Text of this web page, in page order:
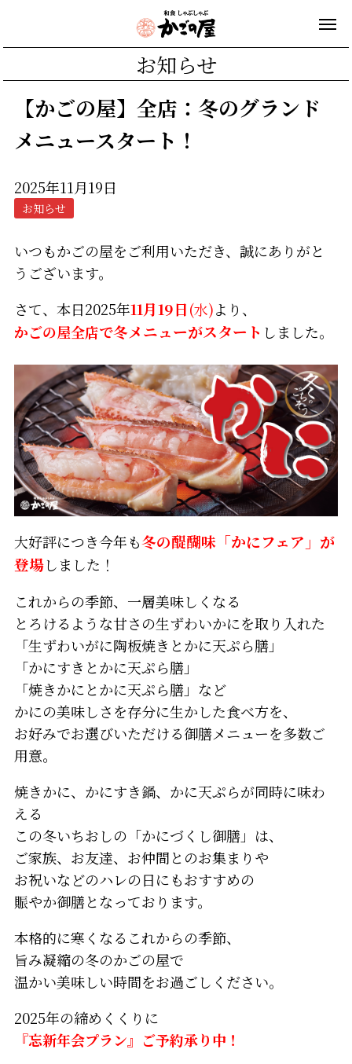
お知らせ
【かごの屋】全店：冬のグランド
メニュースタート！
2025年11月19日
お知らせ
いつもかごの屋をご利用いただき、誠にありがと
うございます。
さて、本日2025年11月19日(水)より、
かごの屋全店で冬メニューがスタート しました。
大好評につき今年も冬の醍醐味「かにフェア」が
登場しました！
これからの季節、一層美味しくなる
とろけるような甘さの生ずわいかにを取り入れた
「生ずわいがに陶板焼きとかに天ぷら膳」
「かにすきとかに天ぷら膳」
「焼きかにとかに天ぷら膳」など
かにの美味しさを存分に生かした食べ方を、
お好みでお選びいただける御膳メニューを多数ご
用意。
焼きかに、かにすき鍋、かに天ぷらが同時に味わ
える
この冬いちおしの「かにづくし御膳」は、
ご家族、お友達、お仲間とのお集まりや
お祝いなどのハレの日にもおすすめの
賑やか御膳となっております。
本格的に寒くなるこれからの季節、
旨み凝縮の冬のかごの屋で
温かい美味しい時間をお過ごしください。
2025年の締めくくりに
『忘新年会プラン』ご予約承り中！